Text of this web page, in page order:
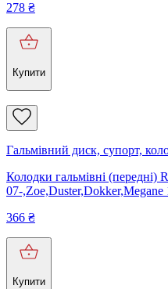
278 ₴
Купити
Гальмівний диск, супорт,
Колодки гальмівні (передні)
07-
366 ₴
Купити